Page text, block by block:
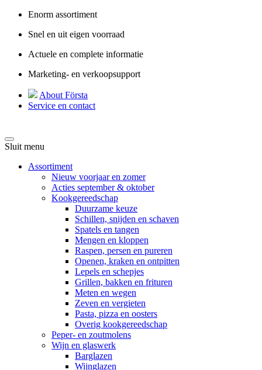
Enorm assortiment
Snel en uit eigen voorraad
Actuele en complete informatie
Marketing- en verkoopsupport
About Första
Service en contact
Sluit menu
Assortiment
Nieuw voorjaar en zomer
Acties september & oktober
Kookgereedschap
Duurzame keuze
Schillen, snijden en schaven
Spatels en tangen
Mengen en kloppen
Raspen, persen en pureren
Openen, kraken en ontpitten
Lepels en schepjes
Grillen, bakken en frituren
Meten en wegen
Zeven en vergieten
Pasta, pizza en oosters
Overig kookgereedschap
Peper- en zoutmolens
Wijn en glaswerk
Barglazen
Wijnglazen